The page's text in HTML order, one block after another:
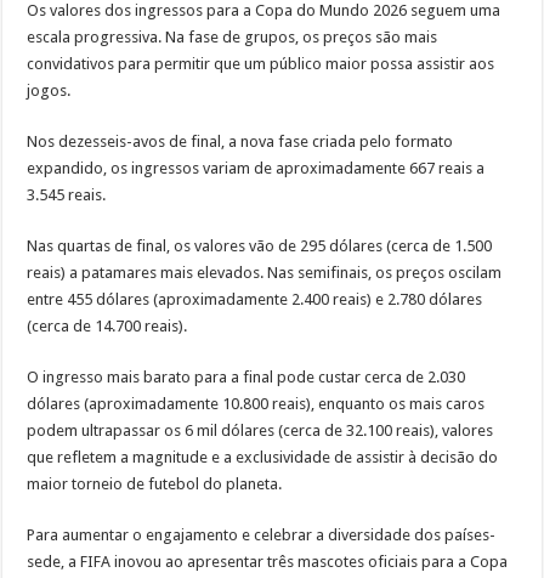
Os valores dos ingressos para a Copa do Mundo 2026 seguem uma
escala progressiva. Na fase de grupos, os preços são mais
convidativos para permitir que um público maior possa assistir aos
jogos.
Nos dezesseis-avos de final, a nova fase criada pelo formato
expandido, os ingressos variam de aproximadamente 667 reais a
3.545 reais.
Nas quartas de final, os valores vão de 295 dólares (cerca de 1.500
reais) a patamares mais elevados. Nas semifinais, os preços oscilam
entre 455 dólares (aproximadamente 2.400 reais) e 2.780 dólares
(cerca de 14.700 reais).
O ingresso mais barato para a final pode custar cerca de 2.030
dólares (aproximadamente 10.800 reais), enquanto os mais caros
podem ultrapassar os 6 mil dólares (cerca de 32.100 reais), valores
que refletem a magnitude e a exclusividade de assistir à decisão do
maior torneio de futebol do planeta.
Para aumentar o engajamento e celebrar a diversidade dos países-
sede, a FIFA inovou ao apresentar três mascotes oficiais para a Copa